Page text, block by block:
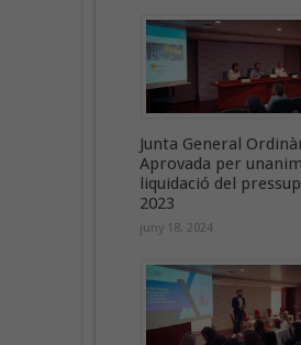
Junta General
Aprovada per
liquidació del
2023
juny 18, 2024